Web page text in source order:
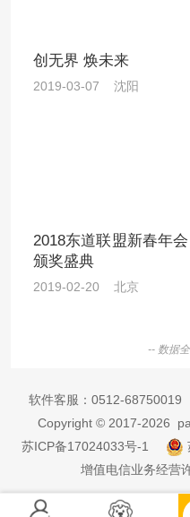
创无界 焕未来
2019-03-07 沈阳
2018东道联盟新春年会
颁奖盛典
2019-02-20 北京
-- 数据
软件客服： 0512-68750019
Copyright © 2017-2026
苏ICP备17024033号-1
增值电信业务经营